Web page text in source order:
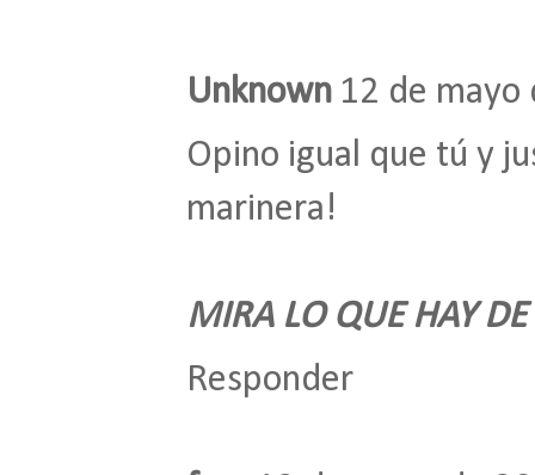
Unknown 12 de mayo
Opino igual que tú y
marinera!
MIRA LO QUE HAY
Responder